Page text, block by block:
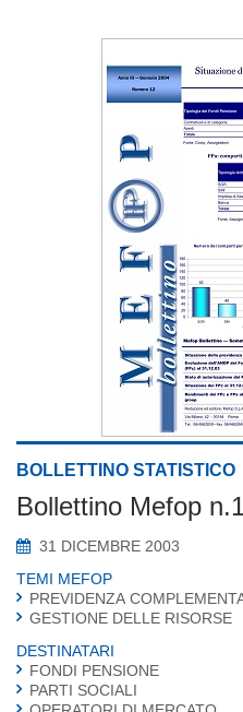
BOLLETTINO STATISTICO
Bollettino Mefop
31 DICEMBRE 2003
TEMI MEFOP
PREVIDENZA
GESTIONE DELLE RISORSE
DESTINATARI
FONDI PENSIONE
PARTI SOCIALI